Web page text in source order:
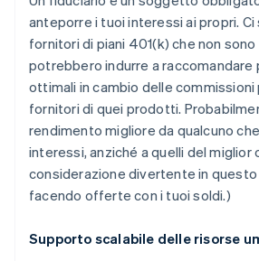
anteporre i tuoi interessi ai propri. Ci
fornitori di piani 401(k) che non
potrebbero indurre a raccomandare
ottimali in cambio delle commissioni
fornitori di quei prodotti.
rendimento migliore da qualcuno
interessi, anziché a quelli del miglior
considerazione divertente in
facendo offerte con i tuoi soldi.)
Supporto scalabile delle risorse